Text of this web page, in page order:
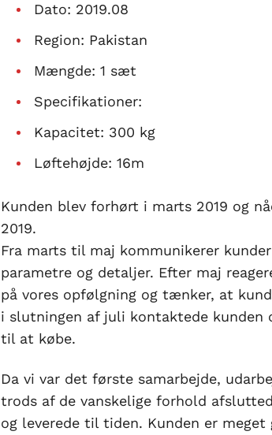
Dato: 2019.08
Region: Pakistan
Mængde: 1 sæt
Specifikationer:
Kapacitet: 300 kg
Løftehøjde: 16m
Kunden blev forhørt i marts 2019 og
2019.
Fra marts til maj kommunikerer
parametre og detaljer. Efter maj
på vores opfølgning og tænker, at
i slutningen af juli kontaktede kunden
til at købe.
Da vi var det første samarbejde,
trods af de vanskelige forhold
og leverede til tiden. Kunden er